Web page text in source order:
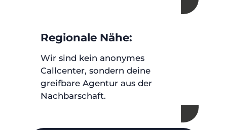
Regionale Nähe:
Wir sind kein anonymes
Callcenter, sondern deine
greifbare Agentur aus der
Nachbarschaft.